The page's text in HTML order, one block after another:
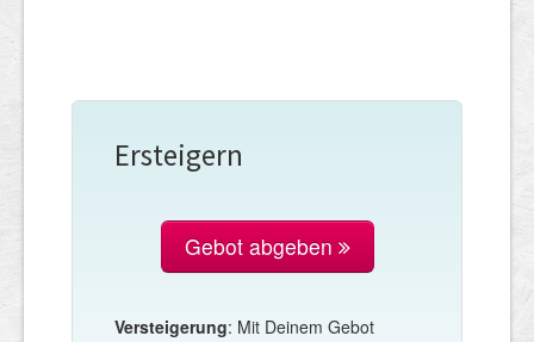
Ersteigern
Gebot abgeben
Versteigerung: Mit Deinem Gebot